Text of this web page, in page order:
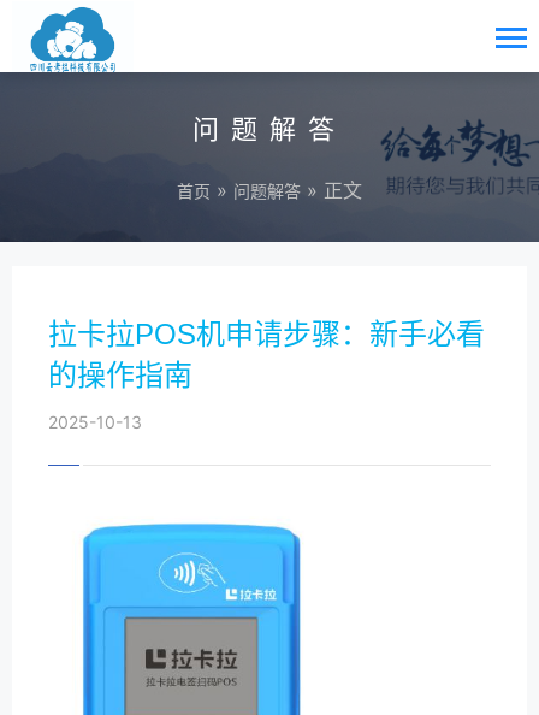
问题解答
首页 » 问题解答 » 正文
拉卡拉POS机申请步骤：新手必看
的操作指南
2025-10-13